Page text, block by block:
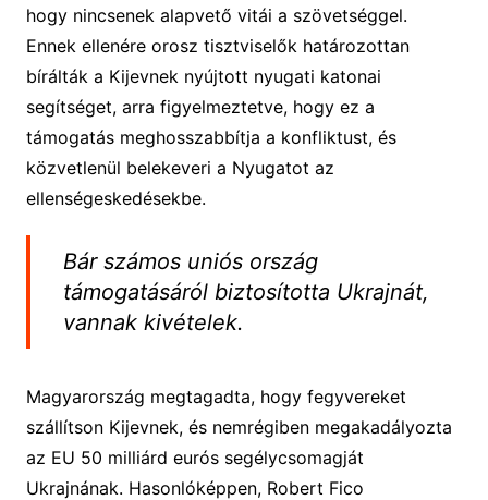
hogy nincsenek alapvető vitái a szövetséggel.
Ennek ellenére orosz tisztviselők határozottan
bírálták a Kijevnek nyújtott nyugati katonai
segítséget, arra figyelmeztetve, hogy ez a
támogatás meghosszabbítja a konfliktust, és
közvetlenül belekeveri a Nyugatot az
ellenségeskedésekbe.
Bár számos uniós ország
támogatásáról biztosította Ukrajnát,
vannak kivételek.
Magyarország megtagadta, hogy fegyvereket
szállítson Kijevnek, és nemrégiben megakadályozta
az EU 50 milliárd eurós segélycsomagját
Ukrajnának. Hasonlóképpen, Robert Fico